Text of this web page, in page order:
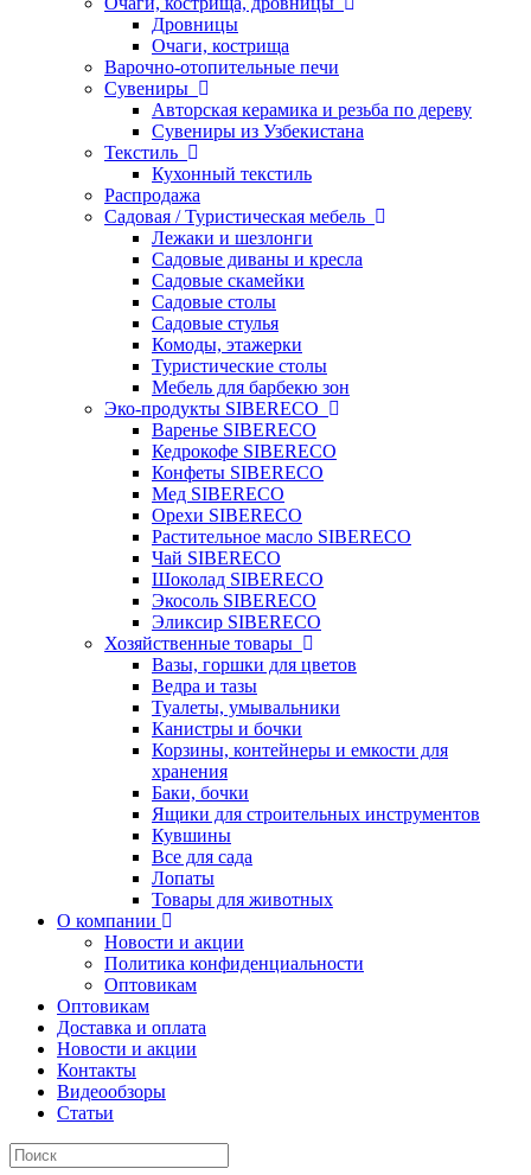
Дровницы
Очаги, кострища
Варочно-отопительные печи
Сувениры
Авторская керамика и резьба по дереву
Сувениры из Узбекистана
Текстиль
Кухонный текстиль
Распродажа
Садовая / Туристическая мебель
Лежаки и шезлонги
Садовые диваны и кресла
Садовые скамейки
Садовые столы
Садовые стулья
Комоды, этажерки
Туристические столы
Мебель для барбекю зон
Эко-продукты SIBERECO
Варенье SIBERECO
Кедрокофе SIBERECO
Конфеты SIBERECO
Мед SIBERECO
Орехи SIBERECO
Растительное масло SIBERECO
Чай SIBERECO
Шоколад SIBERECO
Экосоль SIBERECO
Эликсир SIBERECO
Хозяйственные товары
Вазы, горшки для цветов
Ведра и тазы
Туалеты, умывальники
Канистры и бочки
Корзины, контейнеры и емкости для
хранения
Баки, бочки
Ящики для строительных инструментов
Кувшины
Все для сада
Лопаты
Товары для животных
О компании
Новости и акции
Политика конфиденциальности
Оптовикам
Оптовикам
Доставка и оплата
Новости и акции
Контакты
Видеообзоры
Статьи